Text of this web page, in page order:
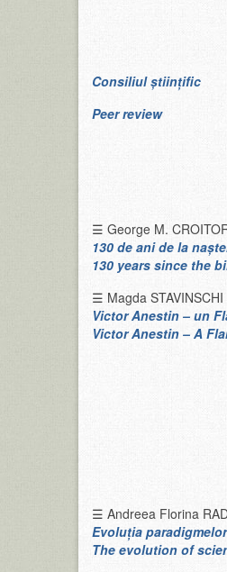
Consiliul științific
Peer review
☰ George M.
130 de ani de la
130 years since the
☰ Magda STAVINSCHI
Victor Anestin – un
Victor Anestin – A
☰ Andreea Florina
Evoluția
The evolution of